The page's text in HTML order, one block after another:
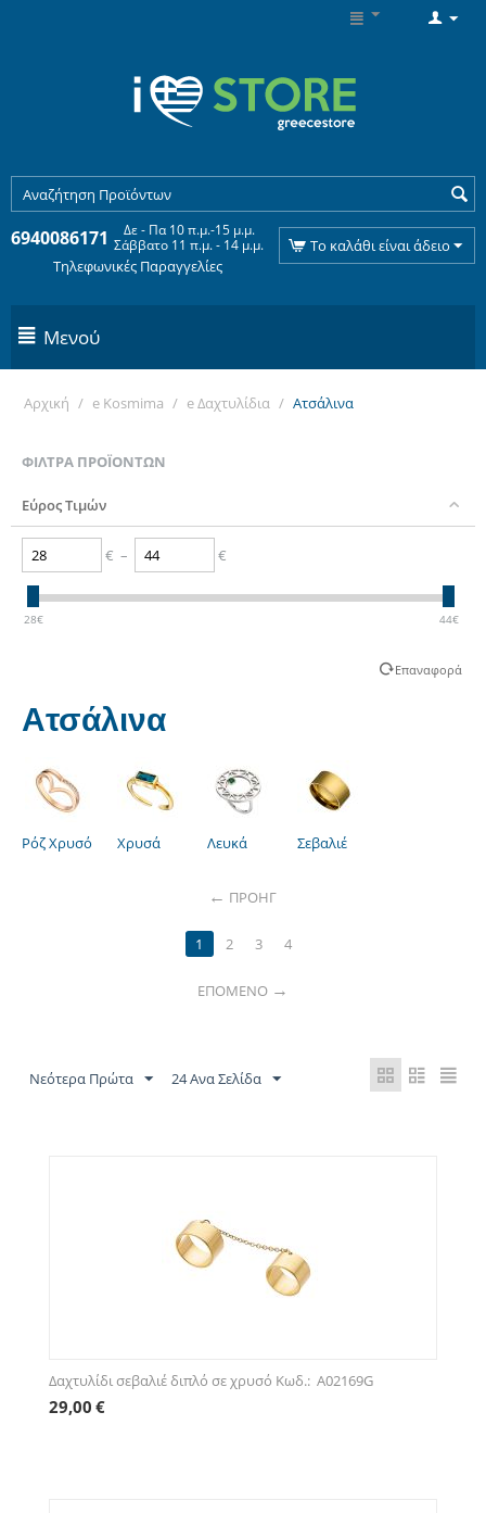
6940086171
Δε - Πα 10 π.μ.-15 μ.μ.
Σάββατο 11 π.μ. - 14 μ.μ.
Τηλεφωνικές Παραγγελίες
Το καλάθι είναι άδειο
Μενού
Αρχική / e Kosmima / e Δαχτυλίδια / Ατσάλινα
ΦΊΛΤΡΑ ΠΡΟΪΌΝΤΩΝ
Εύρος Τιμών
€ – €
28€ 44€
Επαναφορά
Ατσάλινα
Ρόζ Χρυσό Χρυσά Λευκά Σεβαλιέ
ΠΡΟΗΓ
1 2 3 4
ΕΠΌΜΕΝΟ
Νεότερα Πρώτα 24 Ανα Σελίδα
Δαχτυλίδι σεβαλιέ διπλό σε χρυσό Κωδ.: A02169G
29,00 €